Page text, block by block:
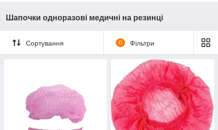
Шапочки одноразові медичні на резинці
Сортування 0 Фільтри